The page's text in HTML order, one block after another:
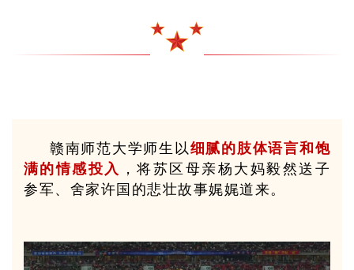
赣南师范大学师生以 细腻的肢体语言和饱
满的情感投入
，将苏区母亲杨大妈毅然送子
参军、舍家许国的悲壮故事娓娓道来。